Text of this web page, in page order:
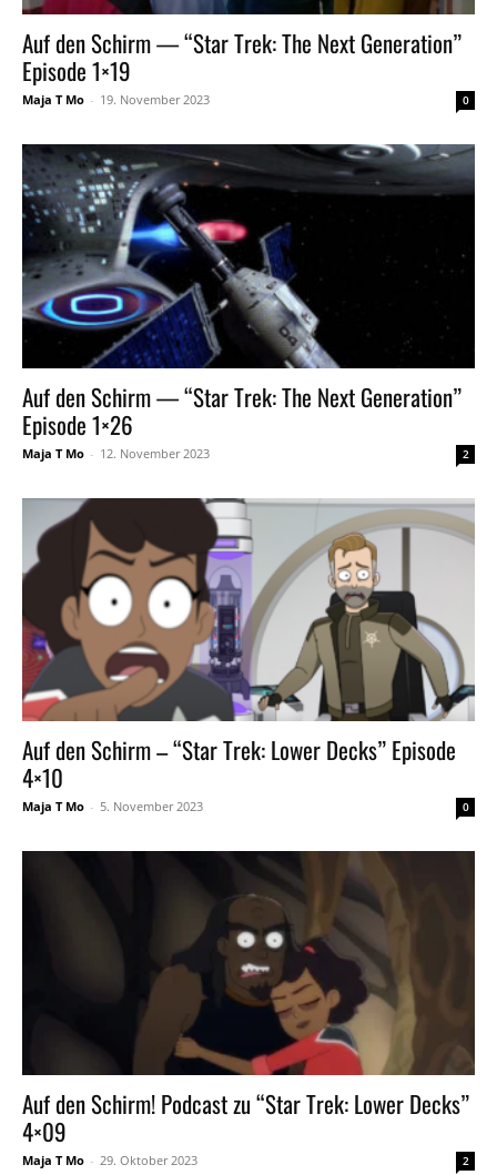
Auf den Schirm — “Star Trek: The Next Generation”
Episode 1×19
Maja T Mo - 19. November 2023 0
Auf den Schirm — “Star Trek: The Next Generation”
Episode 1×26
Maja T Mo - 12. November 2023 2
Auf den Schirm – “Star Trek: Lower Decks” Episode
4×10
Maja T Mo - 5. November 2023 0
Auf den Schirm! Podcast zu “Star Trek: Lower Decks”
4×09
Maja T Mo - 29. Oktober 2023 2